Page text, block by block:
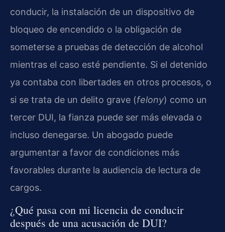
conducir, la instalación de un dispositivo de
bloqueo de encendido o la obligación de
someterse a pruebas de detección de alcohol
mientras el caso esté pendiente. Si el detenido
ya contaba con libertades en otros procesos, o
si se trata de un delito grave (felony) como un
tercer DUI, la fianza puede ser más elevada o
incluso denegarse. Un abogado puede
argumentar a favor de condiciones más
favorables durante la audiencia de lectura de
cargos.
¿Qué pasa con mi licencia de conducir
después de una acusación de DUI?